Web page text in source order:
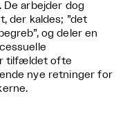
arbejder dog
der kaldes; ”det
og deler en
tilfældet ofte
nye retninger for